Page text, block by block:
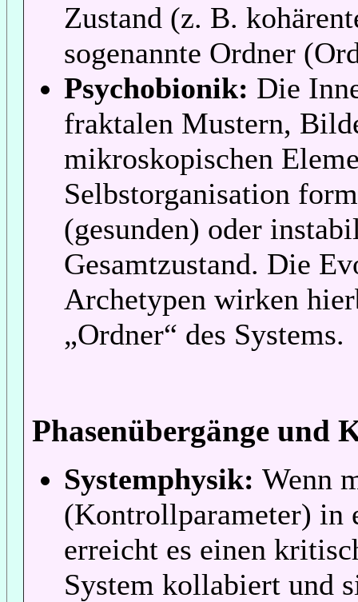
Zustand (z. B.
sogenannte Ordner
Psychobionik: Die
fraktalen Mustern,
mikroskopischen
Selbstorganisation
(gesunden) oder
Gesamtzustand. Die
Archetypen wirken
„Ordner“ des Systems.
Phasenübergänge und
Systemphysik: Wenn
(Kontrollparameter) in
erreicht es einen
System kollabiert und